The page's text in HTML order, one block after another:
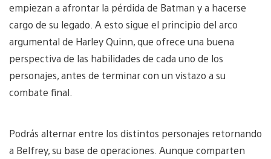
empiezan a afrontar la pérdida de Batman y a hacerse
cargo de su legado. A esto sigue el principio del arco
argumental de Harley Quinn, que ofrece una buena
perspectiva de las habilidades de cada uno de los
personajes, antes de terminar con un vistazo a su
combate final.
Podrás alternar entre los distintos personajes retornando
a Belfrey, su base de operaciones. Aunque comparten